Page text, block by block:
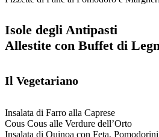
Isole degli Antipasti
Allestite con Buffet di
Il Vegetariano
Insalata di Farro alla Caprese
Cous Cous alle Verdure dell’Orto
Insalata di Quinoa con Feta,